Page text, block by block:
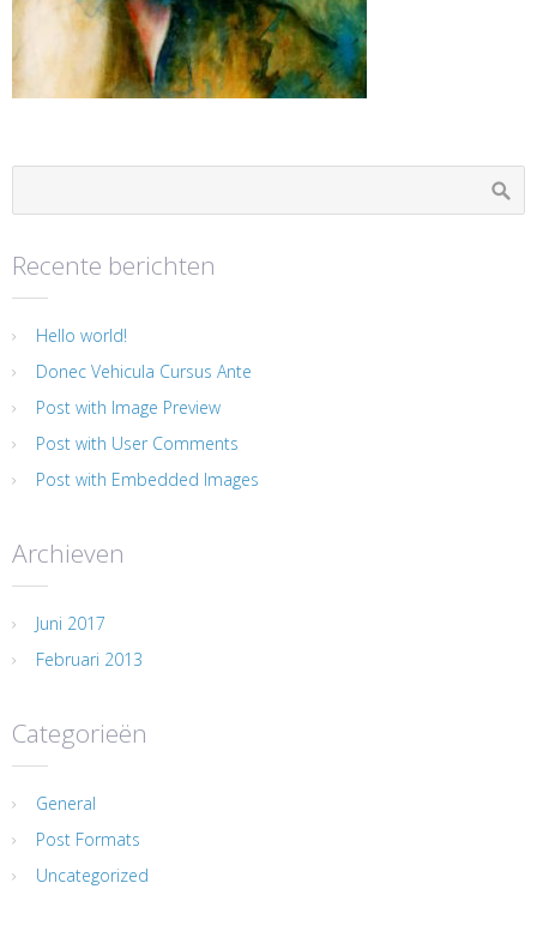
Recente berichten
Hello world!
Donec Vehicula Cursus Ante
Post with Image Preview
Post with User Comments
Post with Embedded Images
Archieven
Juni 2017
Februari 2013
Categorieën
General
Post Formats
Uncategorized